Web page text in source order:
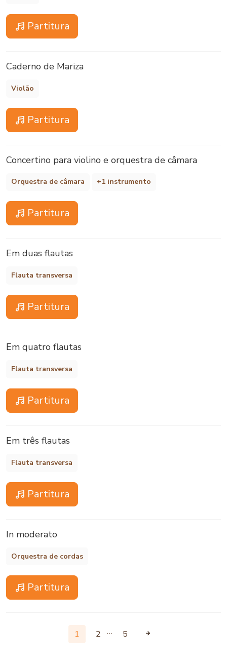
Partitura
Caderno de Mariza
Violão
Partitura
Concertino para violino e orquestra de câmara
Orquestra de câmara +1 instrumento
Partitura
Em duas flautas
Flauta transversa
Partitura
Em quatro flautas
Flauta transversa
Partitura
Em três flautas
Flauta transversa
Partitura
In moderato
Orquestra de cordas
Partitura
1 2 … 5